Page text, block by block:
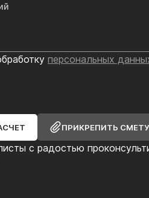
с радостью
персональных
ПРИКРЕПИТЬ СМЕТУ